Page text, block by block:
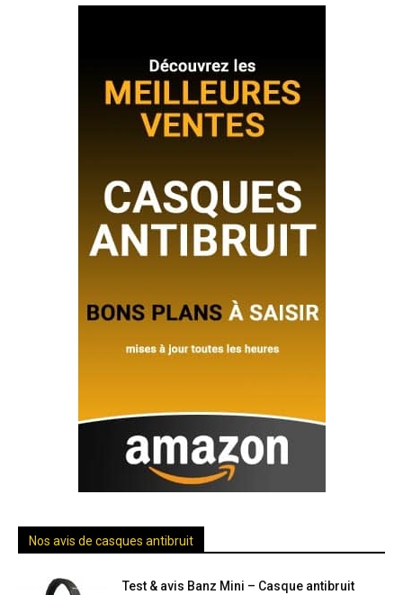
Nos avis de casques antibruit
Test & avis Banz Mini – Casque antibruit